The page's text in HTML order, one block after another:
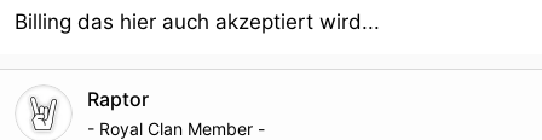
Billing das hier auch akzeptiert wird...
Raptor
- Royal Clan Member -